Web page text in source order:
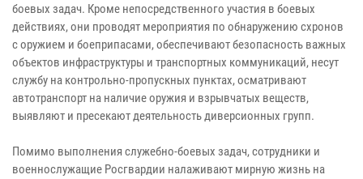
боевых задач. Кроме непосредственного участия в боевых
действиях, они проводят мероприятия по обнаружению схронов
с оружием и боеприпасами, обеспечивают безопасность важных
объектов инфраструктуры и транспортных коммуникаций, несут
службу на контрольно-пропускных пунктах, осматривают
автотранспорт на наличие оружия и взрывчатых веществ,
выявляют и пресекают деятельность диверсионных групп.
Помимо выполнения служебно-боевых задач, сотрудники и
военнослужащие Росгвардии налаживают мирную жизнь на